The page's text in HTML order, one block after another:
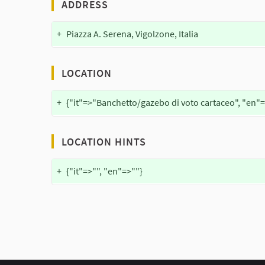
ADDRESS
+ Piazza A. Serena, Vigolzone, Italia
LOCATION
+ {"it"=>"Banchetto/gazebo di voto cartaceo",
LOCATION HINTS
+ {"it"=>"", "en"=>""}